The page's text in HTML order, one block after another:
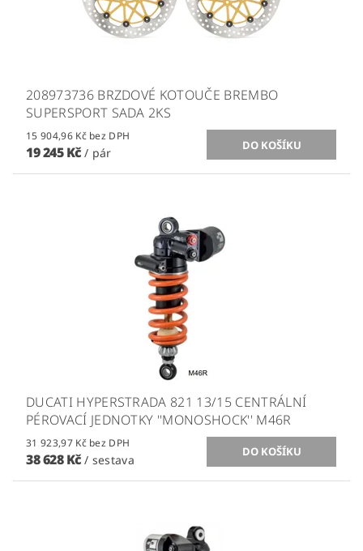
208973736 BRZDOVÉ KOTOUČE BREMBO
SUPERSPORT SADA 2KS
15 904,96 Kč bez DPH
19 245 Kč/ pár
DUCATI HYPERSTRADA 821 13/15 CENTRÁLNÍ
PÉROVACÍ JEDNOTKY ''MONOSHOCK'' M46R
31 923,97 Kč bez DPH
38 628 Kč/ sestava